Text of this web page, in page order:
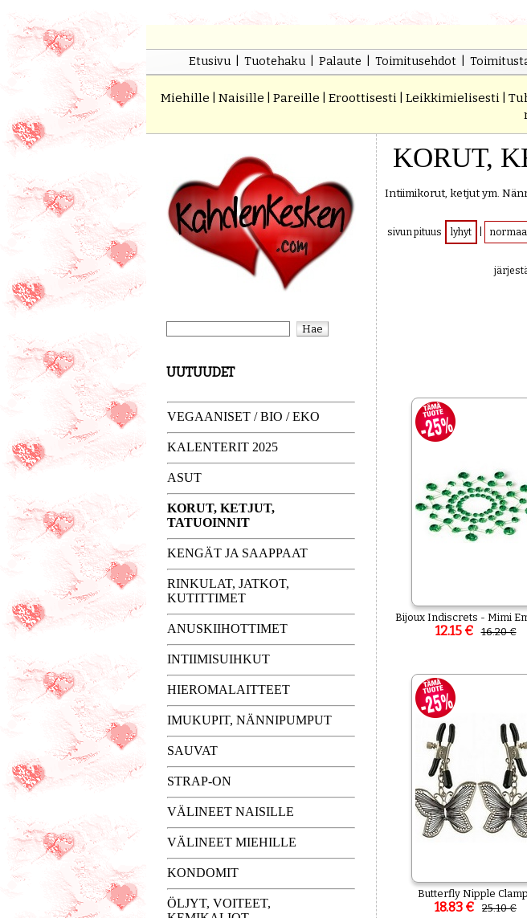
Etusivu| Tuotehaku| Palaute Toimitusehdot
Miehille Naisille Pareille Eroottisesti Leikkimielisesti
UUTUUDET
VEGAANISET / BIO / EKO
KALENTERIT 2025
ASUT
KORUT, KETJUT,
TATUOINNIT
KENGÄT JA SAAPPAAT
RINKULAT, JATKOT,
KUTITTIMET
ANUSKIIHOTTIMET
INTIIMISUIHKUT
HIEROMALAITTEET
IMUKUPIT, NÄNNIPUMPUT
SAUVAT
STRAP-ON
VÄLINEET NAISILLE
VÄLINEET MIEHILLE
KONDOMIT
ÖLJYT, VOITEET,
KORUT,
Intiimikorut, ketjut ym.
sivun pituus lyhyt
Bijoux Indiscrets - Mimi
12.15 € 16.20 €
Butterfly Nipple
18.83 € 25.10 €